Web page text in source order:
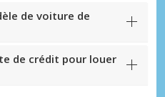
de voiture de
de crédit pour louer